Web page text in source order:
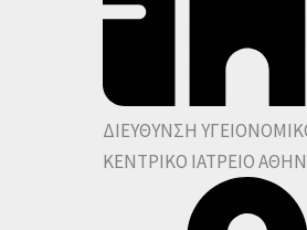
ΔΙΕΥΘΥΝΣΗ
ΚΕΝΤΡΙΚΟ ΙΑΤΡΕΙΟ